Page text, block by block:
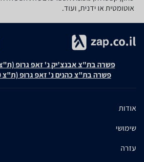
אוטומטית או ידנית, ועוד.
פשרה בת"צ אבנצ'יק נ' זאפ גרופ (ת"צ 23008-08-
פשרה בת"צ כהנים נ' זאפ גרופ (ת"צ 60371-12-19)
אודות
שימושי
עזרה